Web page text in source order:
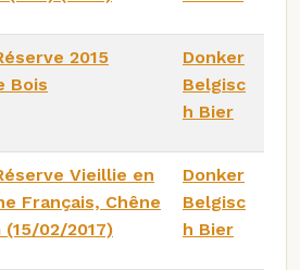
2015
Bois
Donker
Belgisc
h Bier
Vieillie en
Français, Chêne
(15/02/2017)
Donker
Belgisc
h Bier